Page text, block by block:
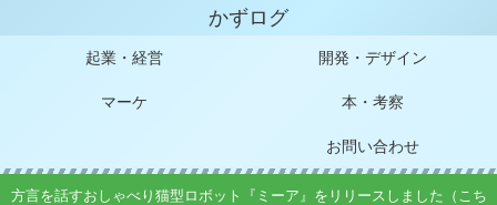
かずログ
起業・経営 開発・デザイン
マーケ 本・考察
お問い合わせ
方言を話すおしゃべり猫型ロボット『ミーア』をリリースしました（こち